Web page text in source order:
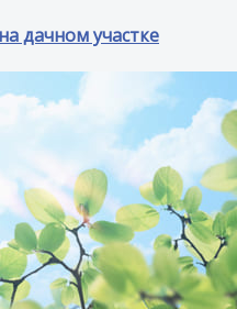
дачном участке